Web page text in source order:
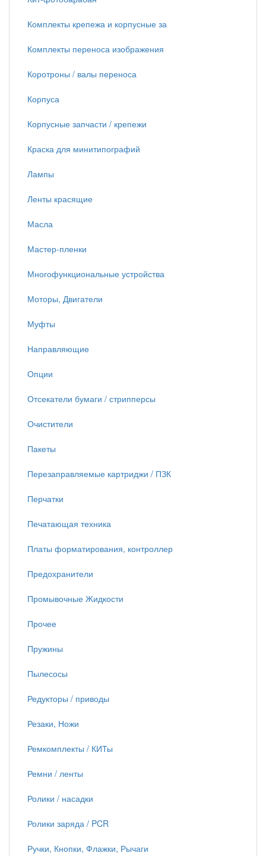
Комплекты крепежа и корпусные за
Комплекты переноса изображения
Коротроны / валы переноса
Корпуса
Корпусные запчасти / крепежи
Краска для минитипографий
Лампы
Ленты красящие
Масла
Мастер-пленки
Многофункциональные устройства
Моторы, Двигатели
Муфты
Направляющие
Опции
Отсекатели бумаги / стрипперсы
Очистители
Пакеты
Перезаправляемые картриджи / ПЗК
Перчатки
Печатающая техника
Платы форматирования, контроллер
Предохранители
Промывочные Жидкости
Прочее
Пружины
Пылесосы
Редукторы / приводы
Резаки, Ножи
Ремкомплекты / КИТы
Ремни / ленты
Ролики / насадки
Ролики заряда / PCR
Ручки, Кнопки, Флажки, Рычаги